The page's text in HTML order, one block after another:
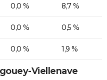
0,0 % 8,7 %
0,0 % 0,5 %
0,0 % 1,9 %
Viellenave